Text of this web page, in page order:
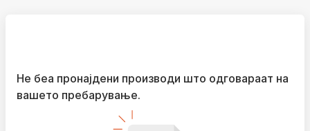
Не беа пронајдени производи што одговараат на
вашето пребарување.